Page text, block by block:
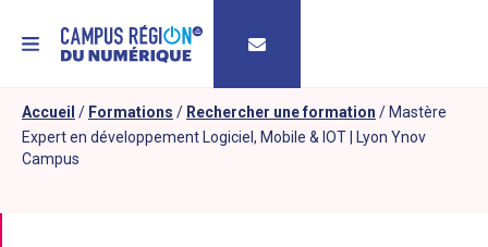
MENU
Accueil / Formations / Rechercher une formation / Mastère
Expert en développement Logiciel, Mobile & IOT | Lyon Ynov
Campus